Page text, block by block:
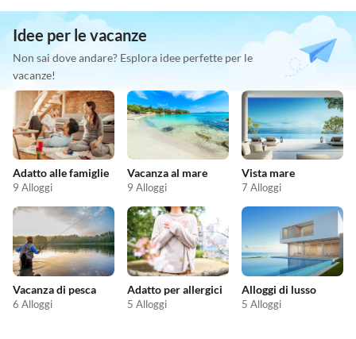
Idee per le vacanze
Non sai dove andare? Esplora idee perfette per le
vacanze!
Adatto alle famiglie
9 Alloggi
Vacanza al mare
9 Alloggi
Vista mare
7 Alloggi
Vacanza di pesca
6 Alloggi
Adatto per allergici
5 Alloggi
Alloggi di lusso
5 Alloggi